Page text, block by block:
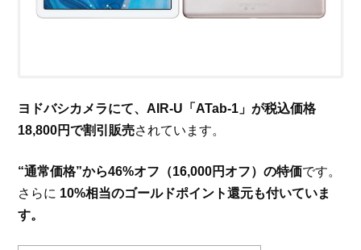
ヨドバシカメラにて、AIR-U「ATab-1」が税込価格
18,800円で割引販売されています。
“通常価格”から46%オフ（16,000円オフ）の特価です。
さらに 10%相当のゴールドポイント還元も付いていま
す。